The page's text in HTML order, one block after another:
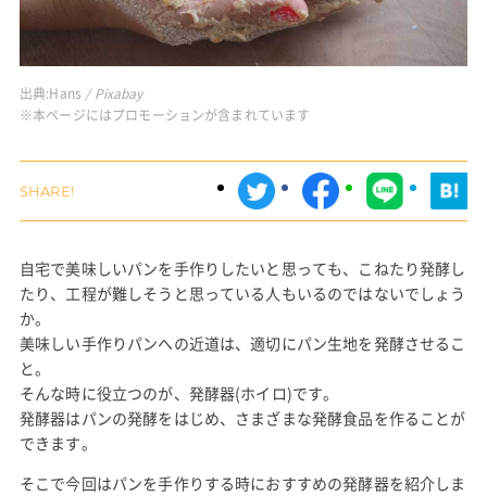
出典:Hans / Pixabay
※本ページにはプロモーションが含まれています
自宅で美味しいパンを手作りしたいと思っても、こねたり発酵し
たり、工程が難しそうと思っている人もいるのではないでしょう
か。
美味しい手作りパンへの近道は、適切にパン生地を発酵させるこ
と。
そんな時に役立つのが、発酵器(ホイロ)です。
発酵器はパンの発酵をはじめ、さまざまな発酵食品を作ることが
できます。
そこで今回はパンを手作りする時におすすめの発酵器を紹介しま